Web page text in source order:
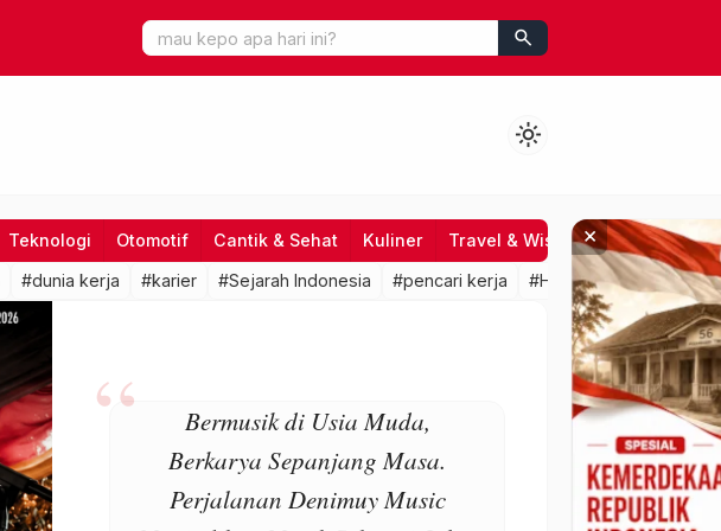
search
light_mode
Teknologi Otomotif Cantik & Sehat Kuliner Travel & Wisata Hiburan
#dunia kerja #karier #Sejarah Indonesia #pencari kerja #HRD #lowongan
Bermusik di Usia Muda,
Berkarya Sepanjang Masa.
Perjalanan Denimuy Music
×